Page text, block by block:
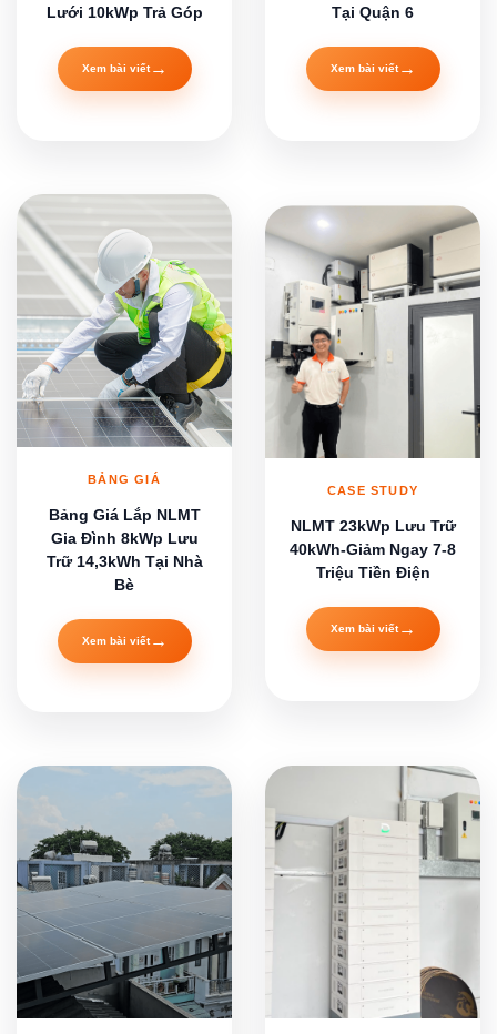
Lưới 10kWp Trả Góp
Xem bài viết→
Tại Quận 6
Xem bài viết→
BẢNG GIÁ
Bảng Giá Lắp NLMT
Gia Đình 8kWp Lưu
Trữ 14,3kWh Tại Nhà
Bè
Xem bài viết→
CASE STUDY
NLMT 23kWp Lưu Trữ
40kWh-Giảm Ngay 7-8
Triệu Tiền Điện
Xem bài viết→